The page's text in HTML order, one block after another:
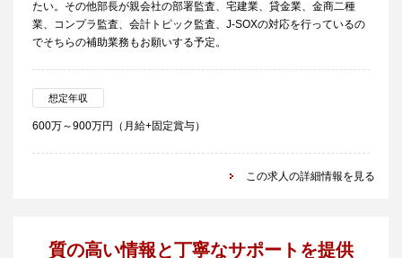
たい。その他部長が親会社の部署監査、宅建業、貸金業、金商二種
業、コンプラ監査、会計トピック監査、J-SOXの対応を行っているの
でそちらの補助業務もお願いする予定。
想定年収
600万～900万円（月給+固定賞与）
この求人の詳細情報を見る
質の高い情報と丁寧なサポートを提供